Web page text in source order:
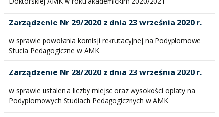
Zarządzenie Nr 29/2020 z dnia 23 września 2020 r.
w sprawie powołania komisji rekrutacyjnej na Podyplomowe
Studia Pedagogiczne w AMK
Zarządzenie Nr 28/2020 z dnia 23 września 2020 r.
w sprawie ustalenia liczby miejsc oraz wysokości opłaty na
Podyplomowych Studiach Pedagogicznych w AMK